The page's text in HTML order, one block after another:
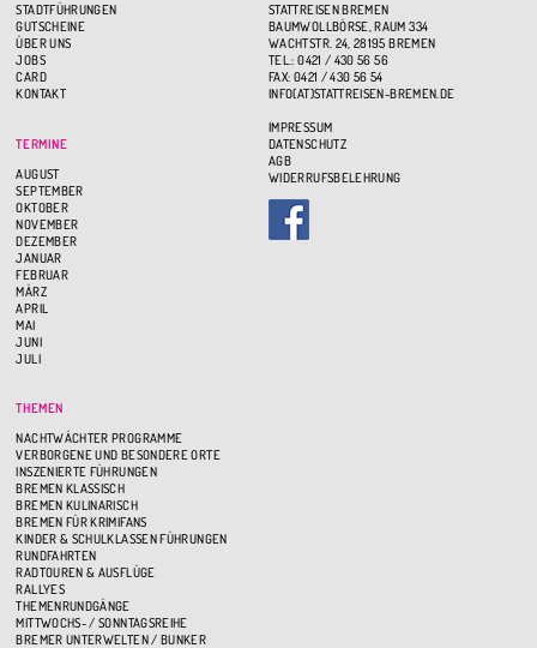
STADTFÜHRUNGEN
GUTSCHEINE
ÜBER UNS
JOBS
CARD
KONTAKT
TERMINE
AUGUST
SEPTEMBER
OKTOBER
NOVEMBER
DEZEMBER
JANUAR
FEBRUAR
MÄRZ
APRIL
MAI
JUNI
JULI
THEMEN
NACHTWÄCHTER PROGRAMME
VERBORGENE UND BESONDERE ORTE
INSZENIERTE FÜHRUNGEN
BREMEN KLASSISCH
BREMEN KULINARISCH
BREMEN FÜR KRIMIFANS
KINDER & SCHULKLASSEN FÜHRUNGEN
RUNDFAHRTEN
RADTOUREN & AUSFLÜGE
RALLYES
THEMENRUNDGÄNGE
MITTWOCHS- / SONNTAGSREIHE
BREMER UNTERWELTEN / BUNKER
STATTREISEN BREMEN
BAUMWOLLBÖRSE, RAUM 334
WACHTSTR. 24, 28195 BREMEN
TEL.: 0421 / 430 56 56
FAX: 0421 / 430 56 54
INFO(AT)STATTREISEN-BREMEN.DE
IMPRESSUM
DATENSCHUTZ
AGB
WIDERRUFSBELEHRUNG